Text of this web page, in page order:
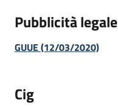
Pubblicità legale
GUUE (12/03/2020)
Cig